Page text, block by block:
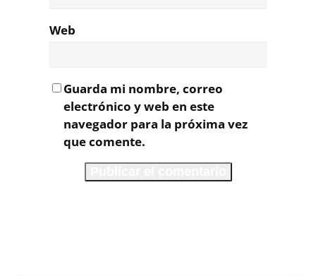
Web
Guarda mi nombre, correo
electrónico y web en este
navegador para la próxima vez
que comente.